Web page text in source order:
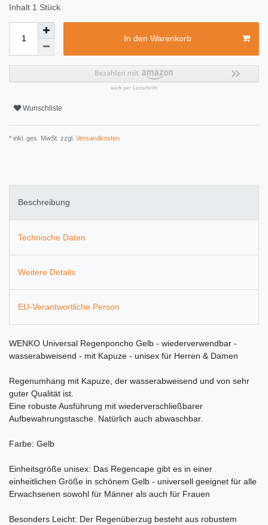
Inhalt 1 Stück
In den Warenkorb
Wunschliste
* inkl. ges. MwSt. zzgl. Versandkosten
Beschreibung
Technische Daten
Weitere Details
EU-Verantwortliche Person
WENKO Universal Regenponcho Gelb - wiederverwendbar -
wasserabweisend - mit Kapuze - unisex für Herren & Damen
Regenumhang mit Kapuze, der wasserabweisend und von sehr
guter Qualität ist.
Eine robuste Ausführung mit wiederverschließbarer
Aufbewahrungstasche. Natürlich auch abwaschbar.
Farbe: Gelb
Einheitsgröße unisex: Das Regencape gibt es in einer
einheitlichen Größe in schönem Gelb - universell geeignet für alle
Erwachsenen sowohl für Männer als auch für Frauen
Besonders Leicht: Der Regenüberzug besteht aus robustem